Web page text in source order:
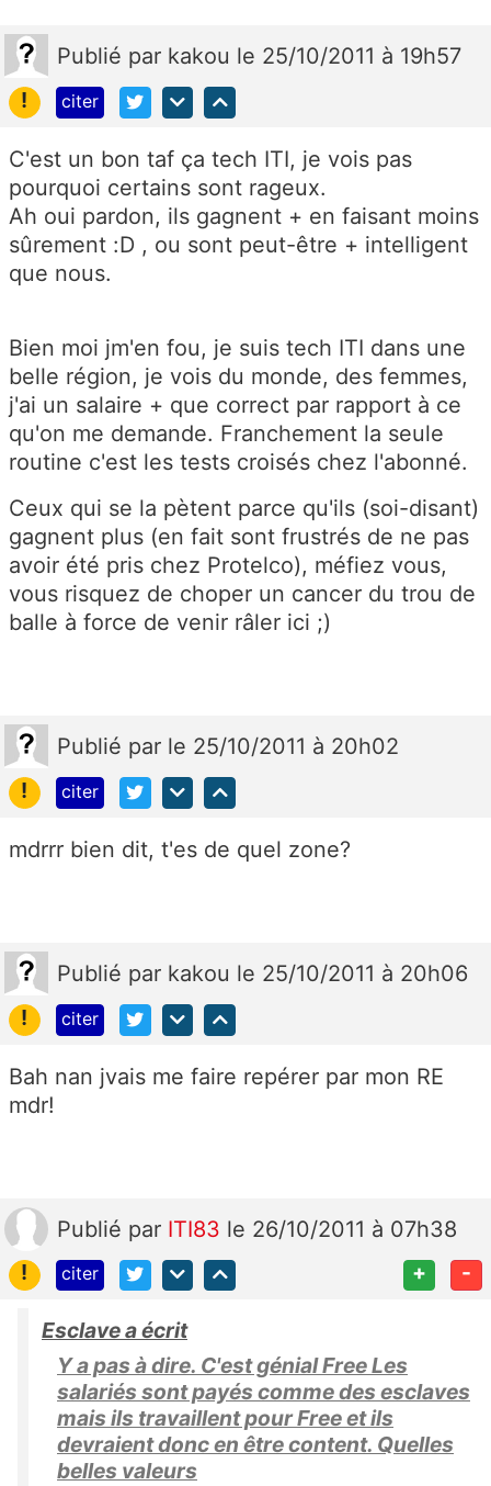
Publié par kakou le 25/10/2011 à 19h57
!
citer
C'est un bon taf ça tech ITI, je vois pas
pourquoi certains sont rageux.
Ah oui pardon, ils gagnent + en faisant moins
sûrement :D , ou sont peut-être + intelligent
que nous.
Bien moi jm'en fou, je suis tech ITI dans une
belle région, je vois du monde, des femmes,
j'ai un salaire + que correct par rapport à ce
qu'on me demande. Franchement la seule
routine c'est les tests croisés chez l'abonné.
Ceux qui se la pètent parce qu'ils (soi-disant)
gagnent plus (en fait sont frustrés de ne pas
avoir été pris chez Protelco), méfiez vous,
vous risquez de choper un cancer du trou de
balle à force de venir râler ici ;)
Publié par le 25/10/2011 à 20h02
!
citer
mdrrr bien dit, t'es de quel zone?
Publié par kakou le 25/10/2011 à 20h06
!
citer
Bah nan jvais me faire repérer par mon RE
mdr!
Publié par ITI83 le 26/10/2011 à 07h38
!
citer + -
Esclave a écrit
Y a pas à dire. C'est génial Free Les
salariés sont payés comme des esclaves
mais ils travaillent pour Free et ils
devraient donc en être content. Quelles
belles valeurs